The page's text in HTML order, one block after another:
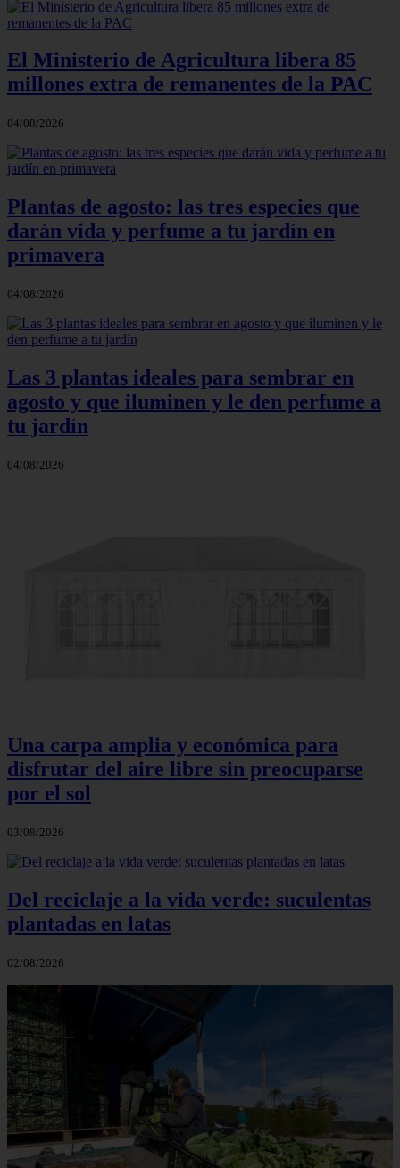
El Ministerio de Agricultura libera 85
millones extra de remanentes de la PAC
04/08/2026
Plantas de agosto: las tres especies que
darán vida y perfume a tu jardín en
primavera
04/08/2026
Las 3 plantas ideales para sembrar en
agosto y que iluminen y le den perfume a
tu jardín
04/08/2026
Una carpa amplia y económica para
disfrutar del aire libre sin preocuparse
por el sol
03/08/2026
Del reciclaje a la vida verde: suculentas
plantadas en latas
02/08/2026